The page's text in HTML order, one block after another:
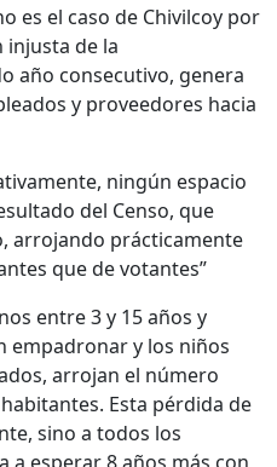
es el caso de Chivilcoy por
injusta de la
año consecutivo, genera
y proveedores hacia
ningún espacio
del Censo, que
arrojando prácticamente
que de votantes”
entre 3 y 15 años y
empadronar y los niños
arrojan el número
Esta pérdida de
sino a todos los